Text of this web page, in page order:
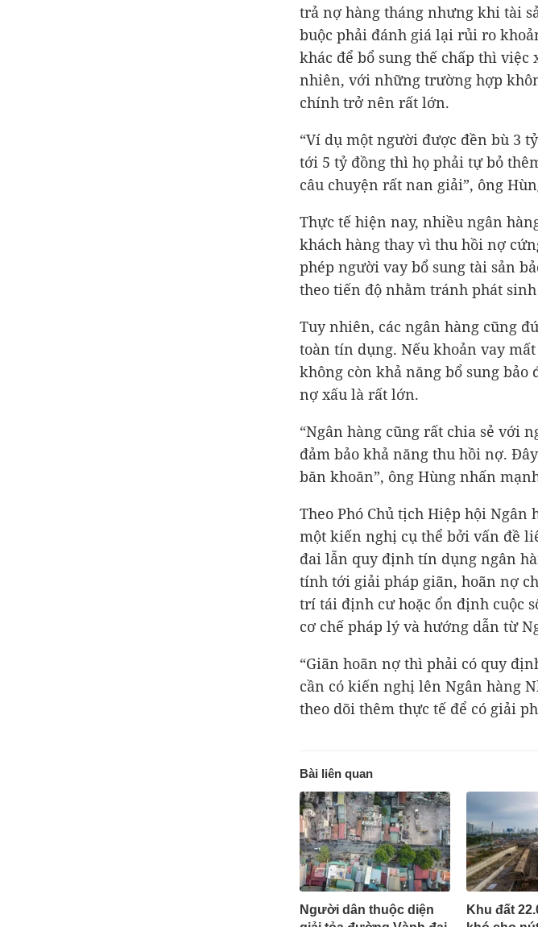
trả nợ hàng tháng nhưng khi tài
buộc phải đánh giá lại rủi ro
khác để bổ sung thế chấp thì
nhiên, với những trường hợp
chính trở nên rất lớn.
“Ví dụ một người được đền bù 3
tới 5 tỷ đồng thì họ phải tự bỏ
câu chuyện rất nan giải”, ông
Thực tế hiện nay, nhiều ngân
khách hàng thay vì thu hồi nợ
phép người vay bổ sung tài sản
theo tiến độ nhằm tránh phát
Tuy nhiên, các ngân hàng cũng
toàn tín dụng. Nếu khoản vay
không còn khả năng bổ sung
nợ xấu là rất lớn.
“Ngân hàng cũng rất chia sẻ với
đảm bảo khả năng thu hồi nợ.
băn khoăn”, ông Hùng nhấn
Theo Phó Chủ tịch Hiệp hội
một kiến nghị cụ thể bởi vấn đề
đai lẫn quy định tín dụng ngân
tính tới giải pháp giãn, hoãn nợ
trí tái định cư hoặc ổn định cuộc
cơ chế pháp lý và hướng dẫn từ
“Giãn hoãn nợ thì phải có quy
cần có kiến nghị lên Ngân hàng
theo dõi thêm thực tế để có giải
Bài liên quan
Người dân thuộc diện
Khu đất